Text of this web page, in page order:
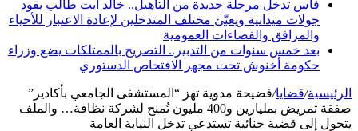
فاس تدخل مرحلة جديدة من التأهيل.. خالد آيت طالب يقود
جولات ميدانية ويعبّئ مختلف المتدخلين لإعادة الاعتبار للأحياء
والمرافق والفضاءات العمومية
بعد خمس سنوات من التدبير.. التصريح بالممتلكات يضع وزراء
حكومة أخنوش تحت مجهر الافتحاص الدستوري
الرئيسية/قضايا/فضيحة مدوية تهز “المستشفى الجامعي بأكادير”
صفقة تمريض بمليارين و400 مليون تُمنح لشركة نظافة… والملف
يتحول إلى قضية جنائية تستدعي تدخل النيابة العامة